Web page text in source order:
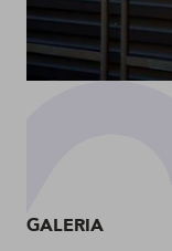
GALERIA